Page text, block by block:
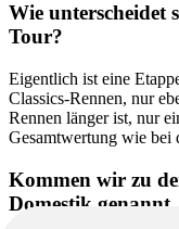
Wie unterscheidet
Tour?
Eigentlich ist eine
Classics-Rennen, nur
Rennen länger ist, nur
Gesamtwertung wie bei
Kommen wir zu
Domestik